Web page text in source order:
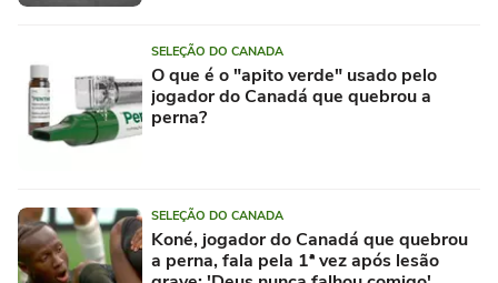
SELEÇÃO DO CANADA
O que é o "apito verde" usado pelo
jogador do Canadá que quebrou a
perna?
SELEÇÃO DO CANADA
Koné, jogador do Canadá que quebrou
a perna, fala pela 1ª vez após lesão